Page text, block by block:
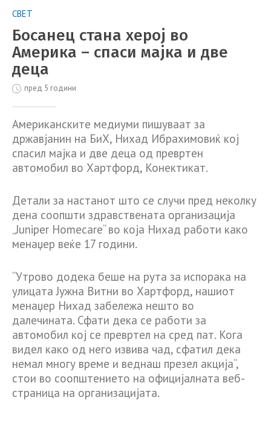
СВЕТ
Босанец стана херој во
Америка – спаси мајка и две
деца
пред 5 години
Американските медиуми пишуваат за
државјанин на БиХ, Нихад Ибрахимовиќ кој
спасил мајка и две деца од превртен
автомобил во Хартфорд, Конектикат.
Детали за настанот што се случи пред неколку
дена соопшти здравствената организација
„Juniper Homecare“ во која Нихад работи како
менаџер веќе 17 години.
“Утрово додека беше на рута за испорака на
улицата Јужна Витни во Хартфорд, нашиот
менаџер Нихад забележа нешто во
далечината. Сфати дека се работи за
автомобил кој се превртел на сред пат. Кога
видел како од него извива чад, сфатил дека
немал многу време и веднаш презел акција“,
стои во соопштението на официјалната веб-
страница на организацијата.